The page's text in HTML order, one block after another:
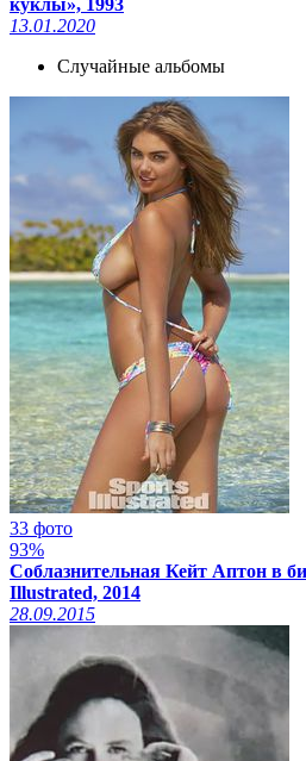
13.01.2020
Случайные альбомы
33 фото
93%
Соблазнительная Кейт Аптон в
Illustrated, 2014
28.09.2015